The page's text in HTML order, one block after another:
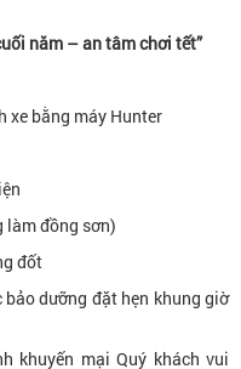
năm – an tâm chơi tết”
xe bằng máy Hunter
làm đồng sơn)
đốt
dưỡng đặt hẹn khung giờ
khuyến mại Quý khách vui